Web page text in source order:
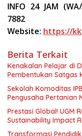
INFO 24 JAM
7882
Website: https://
Berita Terkait
Kenakalan Pelajar di
Pembentukan Satgas
Sekolah Komoditas
Pengusaha Pertanian
Prestasi Global! UGM
Sustainability Impact
Transformasi